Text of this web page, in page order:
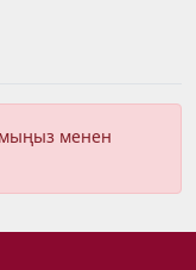
менен